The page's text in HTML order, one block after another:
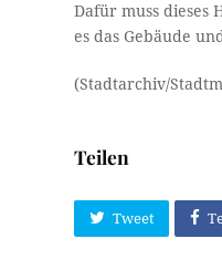
Dafür muss dieses
es das Gebäude
(Stadtarchiv/
Teilen
Tweet